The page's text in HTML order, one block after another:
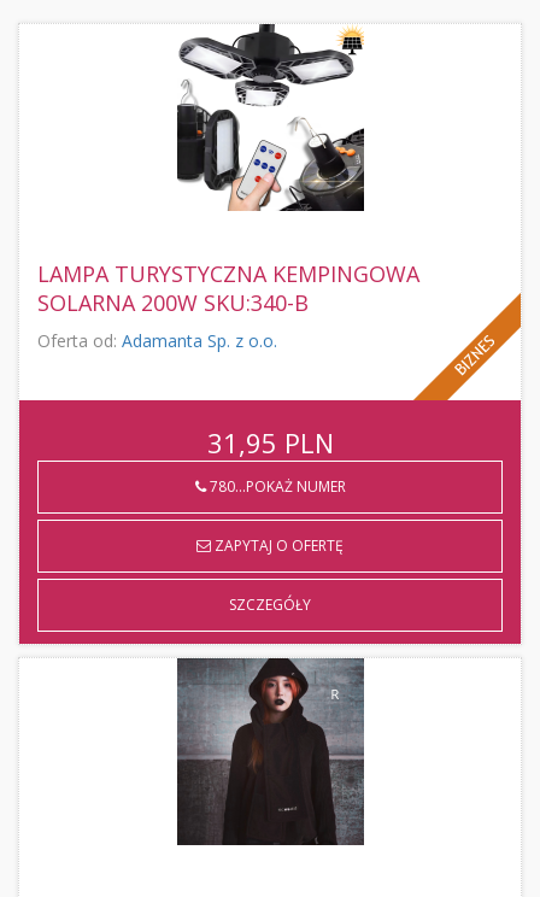
LAMPA TURYSTYCZNA KEMPINGOWA
SOLARNA 200W SKU:340-B
Oferta od: Adamanta Sp. z o.o.
31,95 PLN
780...POKAŻ NUMER
ZAPYTAJ O OFERTĘ
SZCZEGÓŁY